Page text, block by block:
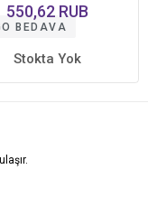
550,62 RUB
BEDAVA
Stokta Yok